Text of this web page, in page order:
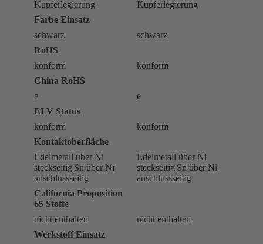
Kupferlegierung
Kupferlegierung
Farbe Einsatz
schwarz
schwarz
RoHS
konform
konform
China RoHS
e
e
ELV Status
konform
konform
Kontaktoberfläche
Edelmetall über Ni
steckseitig|Sn über Ni
anschlussseitig
Edelmetall über Ni
steckseitig|Sn über Ni
anschlussseitig
California Proposition
65 Stoffe
nicht enthalten
nicht enthalten
Werkstoff Einsatz